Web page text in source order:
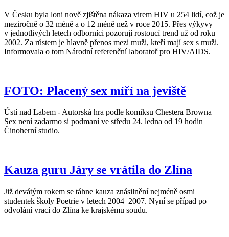
V Česku byla loni nově zjištěna nákaza virem HIV u 254 lidí, což je
meziročně o 32 méně a o 12 méně než v roce 2015. Přes výkyvy
v jednotlivých letech odborníci pozorují rostoucí trend už od roku
2002. Za růstem je hlavně přenos mezi muži, kteří mají sex s muži.
Informovala o tom Národní referenční laboratoř pro HIV/AIDS.
FOTO: Placený sex míří na jeviště
Ústí nad Labem - Autorská hra podle komiksu Chestera Browna
Sex není zadarmo si podmaní ve středu 24. ledna od 19 hodin
Činoherní studio.
Kauza guru Járy se vrátila do Zlína
Již devátým rokem se táhne kauza znásilnění nejméně osmi
studentek školy Poetrie v letech 2004–2007. Nyní se případ po
odvolání vrací do Zlína ke krajskému soudu.